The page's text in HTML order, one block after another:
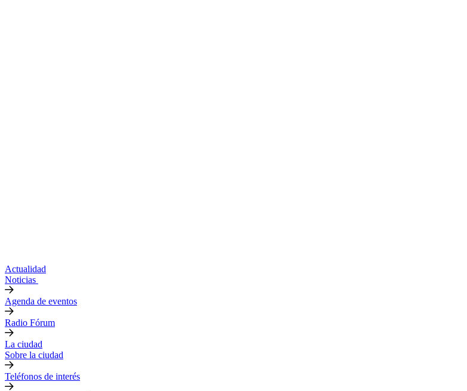
Actualidad
Noticias
Agenda de eventos
Radio Fórum
La ciudad
Sobre la ciudad
Teléfonos de interés